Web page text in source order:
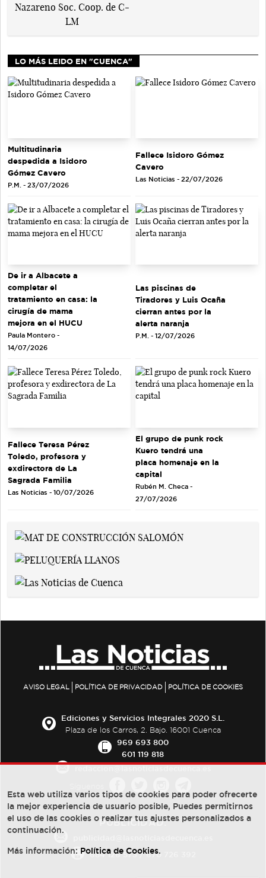
LO MÁS LEIDO EN "CUENCA"
Multitudinaria
despedida a Isidoro
Gómez Cavero
P.M. - 23/07/2026
Fallece Isidoro Gómez
Cavero
Las Noticias - 22/07/2026
De ir a Albacete a
completar el
tratamiento en casa: la
cirugía de mama
mejora en el HUCU
Paula Montero -
14/07/2026
Las piscinas de
Tiradores y Luis Ocaña
cierran antes por la
alerta naranja
P.M. - 12/07/2026
Fallece Teresa Pérez
Toledo, profesora y
exdirectora de La
Sagrada Familia
Las Noticias - 10/07/2026
El grupo de punk rock
Kuero tendrá una
placa homenaje en la
capital
Rubén M. Checa -
27/07/2026
AVISO LEGAL POLÍTICA DE PRIVACIDAD POLÍTICA DE COOKIES
Ediciones y Servicios Integrales 2020 S.L.
Plaza de los Carros, 2. Bajo. 16001 Cuenca
969 693 800
601 119 818
PUBLICIDAD:
684 126 573/670 726 392
Esta web utiliza varios tipos de cookies para poder ofrecerte
la mejor experiencia de usuario posible, Puedes permitirnos
el uso de las cookies o realizar tus ajustes personalizados a
continuación.
Más información: Política de Cookies.